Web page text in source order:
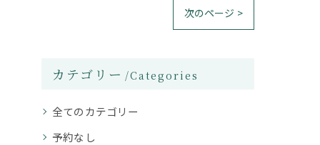
次のページ >
カテゴリー Categories
全てのカテゴリー
予約なし